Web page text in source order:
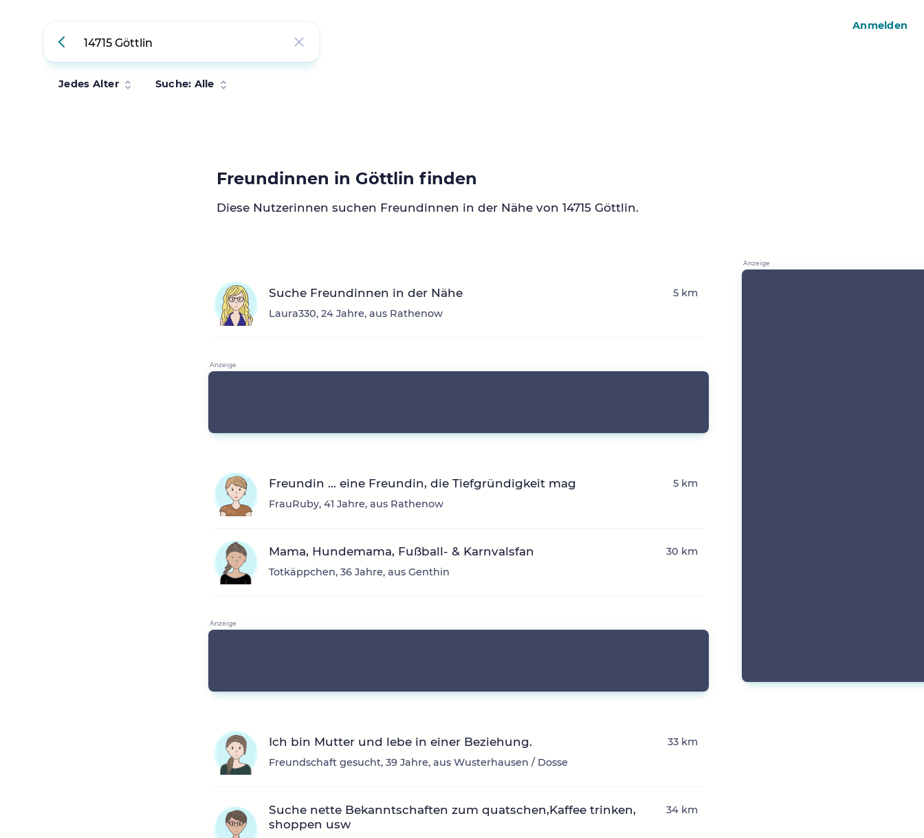
Jedes Alter Suche: Alle
Freundinnen in Göttlin finden
Diese Nutzerinnen suchen Freundinnen in der Nähe von 14715 Göttlin.
Suche Freundinnen in der Nähe
Laura330, 24 Jahre, aus Rathenow
5 km
Freundin ... eine Freundin, die Tiefgründigkeit mag
FrauRuby, 41 Jahre, aus Rathenow
5 km
Mama, Hundemama, Fußball- & Karnvalsfan
Totkäppchen, 36 Jahre, aus Genthin
30 km
Ich bin Mutter und lebe in einer Beziehung.
Freundschaft gesucht, 39 Jahre, aus Wusterhausen / Dosse
33 km
Suche nette Bekanntschaften zum quatschen,Kaffee trinken,
shoppen usw
34 km
Anmelden